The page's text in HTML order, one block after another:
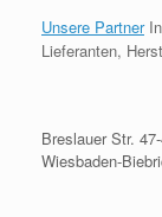
Unsere PartnerIn
Lieferanten,
Breslauer Str.
Wiesbaden-